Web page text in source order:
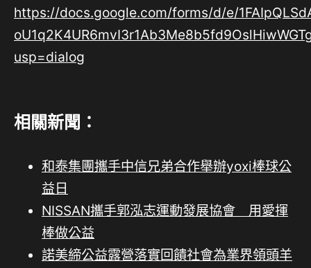
https://docs.google.com/forms/d/e/
usp=dialog
相關新聞：
和泰集團攜手中信兄弟合作舉辦yoxi棒球公
益日
NISSAN攜手郭泓志運動發展協會 用愛揮
棒做公益
諾美締公益露營落實回饋社會為業界領頭羊